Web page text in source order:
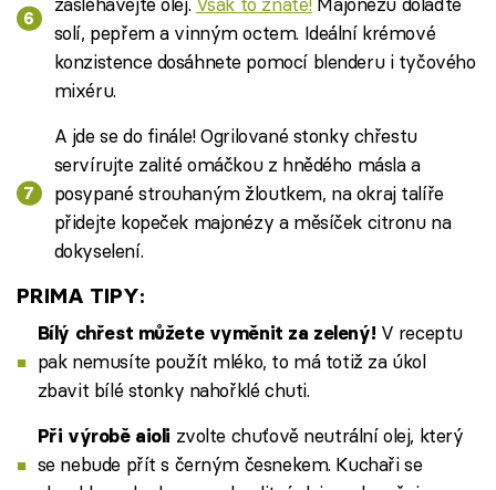
solí, pepřem a vinným octem. Ideální krémové
konzistence dosáhnete pomocí blenderu i tyčového
mixéru.
A jde se do finále! Ogrilované stonky chřestu
servírujte zalité omáčkou z hnědého másla a
posypané strouhaným žloutkem, na okraj talíře
přidejte kopeček majonézy a měsíček citronu na
dokyselení.
PRIMA TIPY:
Bílý chřest můžete vyměnit za zelený! V receptu
pak nemusíte použít mléko, to má totiž za úkol
zbavit bílé stonky nahořklé chuti.
Při výrobě aioli zvolte chuťově neutrální olej, který
se nebude přít s černým česnekem. Kuchaři se